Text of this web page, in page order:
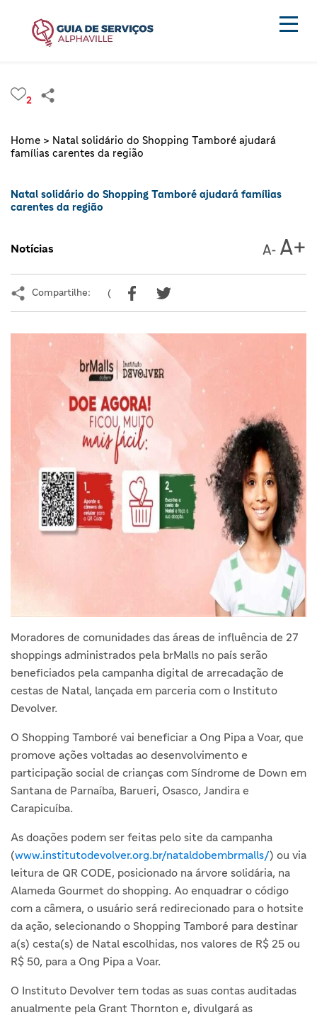
2
Home > Natal solidário do Shopping Tamboré ajudará
famílias carentes da região
Natal solidário do Shopping Tamboré ajudará famílias
carentes da região
Notícias
Compartilhe: (
Moradores de comunidades das áreas de influência de 27
shoppings administrados pela brMalls no país serão
beneficiados pela campanha digital de arrecadação de
cestas de Natal, lançada em parceria com o Instituto
Devolver.
O Shopping Tamboré vai beneficiar a Ong Pipa a Voar, que
promove ações voltadas ao desenvolvimento e
participação social de crianças com Síndrome de Down em
Santana de Parnaíba, Barueri, Osasco, Jandira e
Carapicuíba.
As doações podem ser feitas pelo site da campanha
(www.institutodevolver.org.br/nataldobembrmalls/) ou via
leitura de QR CODE, posicionado na árvore solidária, na
Alameda Gourmet do shopping. Ao enquadrar o código
com a câmera, o usuário será redirecionado para o hotsite
da ação, selecionando o Shopping Tamboré para destinar
a(s) cesta(s) de Natal escolhidas, nos valores de R$ 25 ou
R$ 50, para a Ong Pipa a Voar.
O Instituto Devolver tem todas as suas contas auditadas
anualmente pela Grant Thornton e, divulgará as